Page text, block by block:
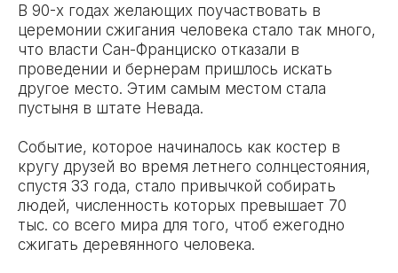
В 90-х годах желающих поучаствовать в
церемонии сжигания человека стало так много,
что власти Сан-Франциско отказали в
проведении и бернерам пришлось искать
другое место. Этим самым местом стала
пустыня в штате Невада.
Событие, которое начиналось как костер в
кругу друзей во время летнего солнцестояния,
спустя 33 года, стало привычкой собирать
людей, численность которых превышает 70
тыс. со всего мира для того, чтоб ежегодно
сжигать деревянного человека.